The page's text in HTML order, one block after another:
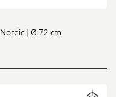
| Ø 72 cm